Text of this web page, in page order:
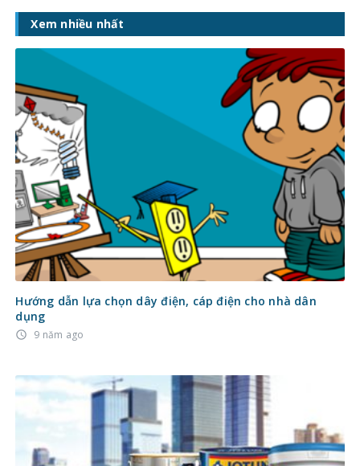
Xem nhiều nhất
Hướng dẫn lựa chọn dây điện, cáp điện cho nhà dân
dụng
access_time 9 năm ago